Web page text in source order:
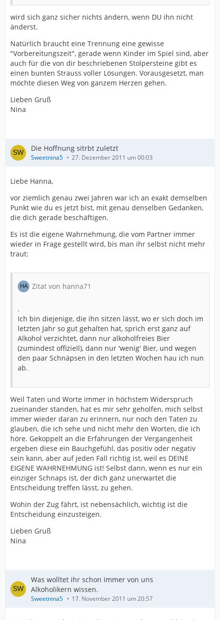
wird sich ganz sicher nichts ändern, wenn DU ihn nicht
änderst.
Natürlich braucht eine Trennung eine gewisse
"Vorbereitungszeit", gerade wenn Kinder im Spiel sind, aber
auch für die von dir beschriebenen Stolpersteine gibt es
einen bunten Strauss voller Lösungen. Vorausgesetzt, man
möchte diesen Weg von ganzem Herzen gehen.
Lieben Gruß
Nina
Die Hoffnung sitrbt zuletzt
Sweetnina5 27. Dezember 2011 um 00:03
Liebe Hanna,
vor ziemlich genau zwei Jahren war ich an exakt demselben
Punkt wie du es jetzt bist, mit genau denselben Gedanken,
die dich gerade beschäftigen.
Es ist die eigene Wahrnehmung, die vom Partner immer
wieder in Frage gestellt wird, bis man ihr selbst nicht mehr
traut:
Zitat von hanna71
.
Ich bin diejenige, die ihn sitzen lässt, wo er sich doch im
letzten Jahr so gut gehalten hat, sprich erst ganz auf
Alkohol verzichtet, dann nur alkoholfreies Bier
(zumindest offiziell), dann nur 'wenig' Bier, und wegen
den paar Schnäpsen in den letzten Wochen hau ich nun
ab.
Weil Taten und Worte immer in höchstem Widerspruch
zueinander standen, hat es mir sehr geholfen, mich selbst
immer wieder daran zu erinnern, nur noch den Taten zu
glauben, die ich sehe und nicht mehr den Worten, die ich
höre. Gekoppelt an die Erfahrungen der Vergangenheit
ergeben diese ein Bauchgefühl, das positiv oder negativ
sein kann, aber auf jeden Fall richtig ist, weil es DEINE
EIGENE WAHRNEHMUNG ist! Selbst dann, wenn es nur ein
einziger Schnaps ist, der dich ganz unerwartet die
Entscheidung treffen lässt, zu gehen.
Wohin der Zug fährt, ist nebensächlich, wichtig ist die
Entscheidung einzusteigen.
Lieben Gruß
Nina
Was wolltet ihr schon immer von uns
Alkoholikern wissen.
Sweetnina5 17. November 2011 um 20:57